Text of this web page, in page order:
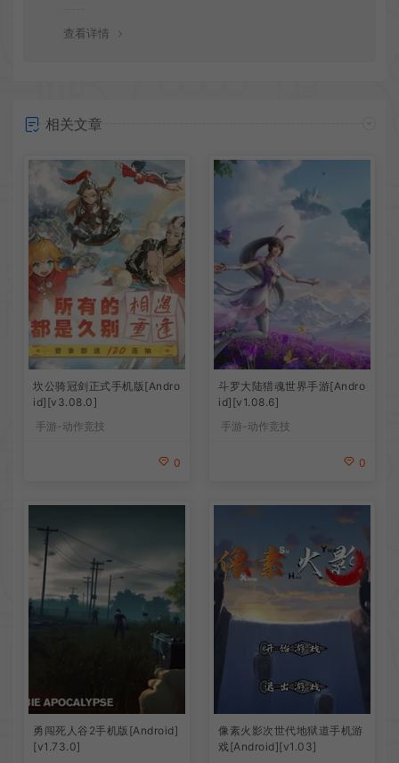
查看详情
相关文章
坎公骑冠剑正式手机版[Andro
id][v3.08.0]
手游-动作竞技
0
斗罗大陆猎魂世界手游[Andro
id][v1.08.6]
手游-动作竞技
0
勇闯死人谷2手机版[Android]
[v1.73.0]
像素火影次世代地狱道手机游
戏[Android][v1.03]